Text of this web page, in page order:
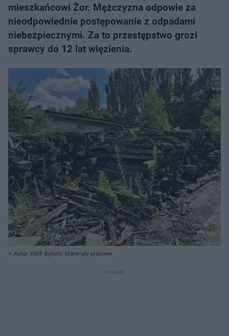
mieszkańcowi Żor. Mężczyzna odpowie za
nieodpowiednie postępowanie z odpadami
niebezpiecznymi. Za to przestępstwo grozi
sprawcy do 12 lat więzienia.
Autor: KMP Bytom/ Materiały prasowe